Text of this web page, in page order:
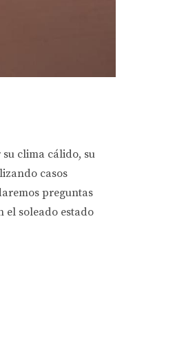
clima cálido, su
casos
preguntas
el soleado estado